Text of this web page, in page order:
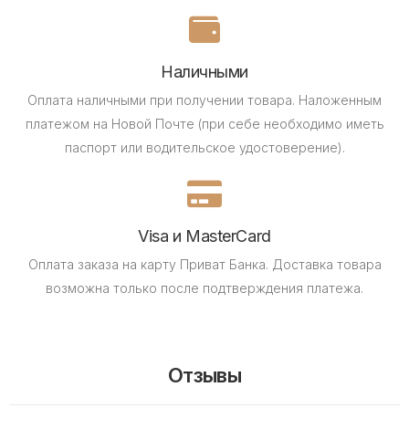
Наличными
Оплата наличными при получении товара. Наложенным
платежом на Новой Почте (при себе необходимо иметь
паспорт или водительское удостоверение).
Visa и MasterCard
Оплата заказа на карту Приват Банка. Доставка товара
возможна только после подтверждения платежа.
Отзывы